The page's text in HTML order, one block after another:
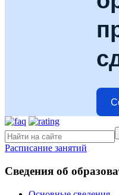
Расписание занятий
Сведения об